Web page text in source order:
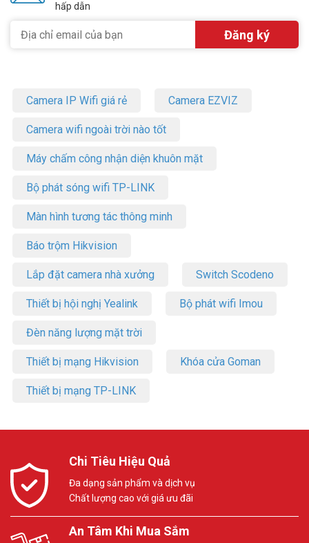
hấp dẫn
Camera IP Wifi giá rẻ Camera EZVIZ
Camera wifi ngoài trời nào tốt
Máy chấm công nhận diện khuôn mặt
Bộ phát sóng wifi TP-LINK
Màn hình tương tác thông minh
Báo trộm Hikvision
Lắp đặt camera nhà xưởng Switch Scodeno
Thiết bị hội nghị Yealink Bộ phát wifi Imou
Đèn năng lượng mặt trời
Thiết bị mạng Hikvision Khóa cửa Goman
Thiết bị mạng TP-LINK
Chi Tiêu Hiệu Quả
Đa dạng sản phẩm và dịch vụ
Chất lượng cao với giá ưu đãi
An Tâm Khi Mua Sắm